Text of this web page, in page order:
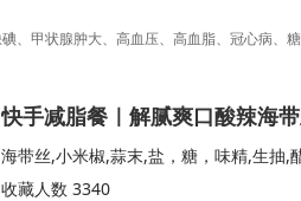
快手减脂餐｜解腻爽口酸辣海
海带丝,小米椒,蒜末,盐，糖，味精,生抽,
收藏人数 3340